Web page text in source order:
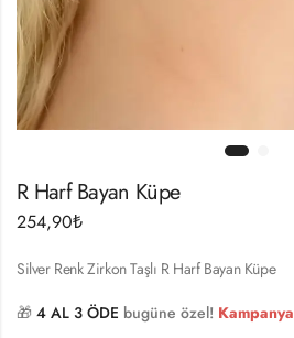
R Harf Bayan Küpe
254,90₺
Silver Renk Zirkon Taşlı R Harf Bayan Küpe
🎁 4 AL 3 ÖDE bugüne özel! Kampanya